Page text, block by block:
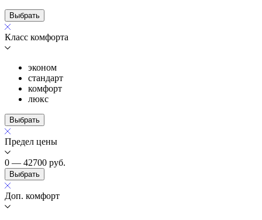
Выбрать
Класс комфорта
эконом
стандарт
комфорт
люкс
Выбрать
Предел цены
0 — 42700 руб.
Выбрать
Доп. комфорт